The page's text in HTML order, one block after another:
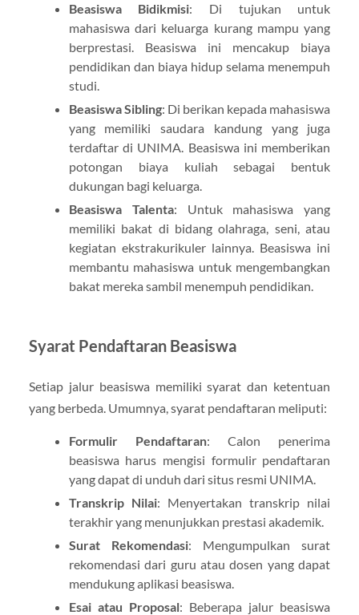
Beasiswa Bidikmisi: Di tujukan untuk
mahasiswa dari keluarga kurang mampu yang
berprestasi. Beasiswa ini mencakup biaya
pendidikan dan biaya hidup selama menempuh
studi.
Beasiswa Sibling: Di berikan kepada mahasiswa
yang memiliki saudara kandung yang juga
terdaftar di UNIMA. Beasiswa ini memberikan
potongan biaya kuliah sebagai bentuk
dukungan bagi keluarga.
Beasiswa Talenta: Untuk mahasiswa yang
memiliki bakat di bidang olahraga, seni, atau
kegiatan ekstrakurikuler lainnya. Beasiswa ini
membantu mahasiswa untuk mengembangkan
bakat mereka sambil menempuh pendidikan.
Syarat Pendaftaran Beasiswa
Setiap jalur beasiswa memiliki syarat dan ketentuan
yang berbeda. Umumnya, syarat pendaftaran meliputi:
Formulir Pendaftaran: Calon penerima
beasiswa harus mengisi formulir pendaftaran
yang dapat di unduh dari situs resmi UNIMA.
Transkrip Nilai: Menyertakan transkrip nilai
terakhir yang menunjukkan prestasi akademik.
Surat Rekomendasi: Mengumpulkan surat
rekomendasi dari guru atau dosen yang dapat
mendukung aplikasi beasiswa.
Esai atau Proposal: Beberapa jalur beasiswa